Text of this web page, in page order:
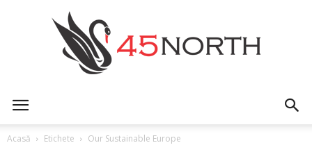
Acasă Etichete Our Sustainable Europe